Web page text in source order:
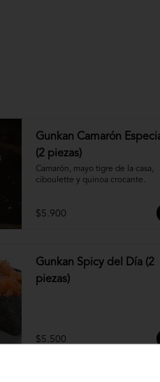
Gunkan Camarón
(2 piezas)
Camarón, mayo tigre de la casa,
ciboulette y quinoa crocante.
$5.900
Gunkan Spicy del Día (2
piezas)
$5.500